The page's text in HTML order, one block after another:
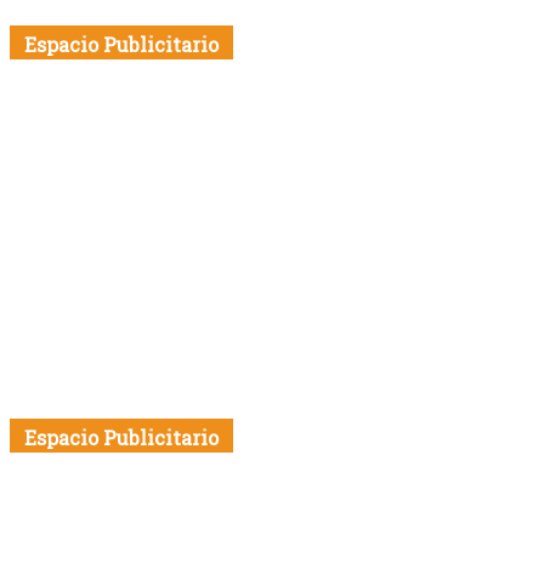
Espacio Publicitario
Espacio Publicitario